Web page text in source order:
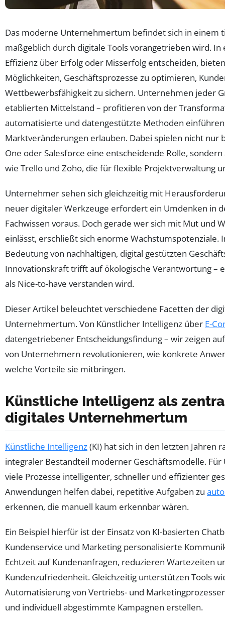
Das moderne Unternehmertum befindet sich in einem
maßgeblich durch digitale Tools vorangetrieben wird.
Effizienz über Erfolg oder Misserfolg entscheiden,
Möglichkeiten, Geschäftsprozesse zu optimieren,
Wettbewerbsfähigkeit zu sichern. Unternehmen jeder
etablierten Mittelstand – profitieren von der
automatisierte und datengestützte Methoden
Marktveränderungen erlauben. Dabei spielen nicht nur
One oder Salesforce eine entscheidende Rolle,
wie Trello und Zoho, die für flexible Projektverwaltung
Unternehmer sehen sich gleichzeitig mit
neuer digitaler Werkzeuge erfordert ein Umdenken in
Fachwissen voraus. Doch gerade wer sich mit Mut und
einlässt, erschließt sich enorme Wachstumspotenziale.
Bedeutung von nachhaltigen, digital gestützten
Innovationskraft trifft auf ökologische Verantwortung –
als Nice-to-have verstanden wird.
Dieser Artikel beleuchtet verschiedene Facetten der
Unternehmertum. Von Künstlicher Intelligenz über E-
datengetriebener Entscheidungsfindung – wir zeigen
von Unternehmern revolutionieren, wie konkrete
welche Vorteile sie mitbringen.
Künstliche Intelligenz als
digitales Unternehmertum
Künstliche Intelligenz(KI) hat sich in den letzten Jahren
integraler Bestandteil moderner Geschäftsmodelle.
viele Prozesse intelligenter, schneller und effizienter
Anwendungen helfen dabei, repetitive Aufgaben zu
erkennen, die manuell kaum erkennbar wären.
Ein Beispiel hierfür ist der Einsatz von KI-basierten
Kundenservice und Marketing personalisierte
Echtzeit auf Kundenanfragen, reduzieren Wartezeiten
Kundenzufriedenheit. Gleichzeitig unterstützen Tools
Automatisierung von Vertriebs- und
und individuell abgestimmte Kampagnen erstellen.